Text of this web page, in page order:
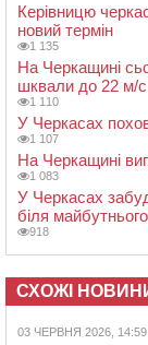
Керівницю
новий термін
1 135
На Черкащині
шквали до 22 м/с
1 110
У Черкасах
1 107
На Черкащині
1 083
У Черкасах
біля
918
СХОЖІ
03 ЧЕРВНЯ 2026, 14:59